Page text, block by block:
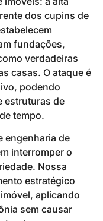
dos cupins de
fundações,
verdadeiras
casas. O ataque é
podendo
estruturas de
tempo.
engenharia de
interromper o
Nossa
estratégico
aplicando
sem causar